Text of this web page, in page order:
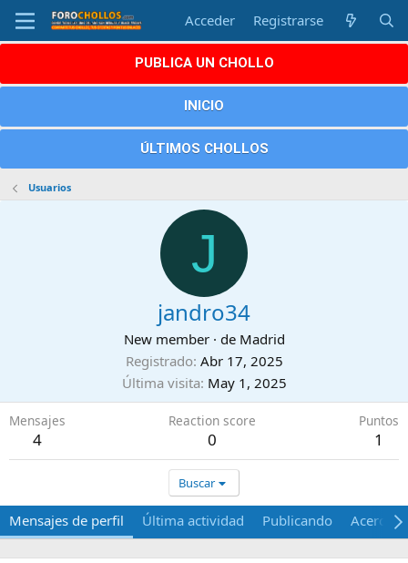
Acceder Registrarse
PUBLICA UN CHOLLO
INICIO
ÚLTIMOS CHOLLOS
Usuarios
J
jandro34
New member · de Madrid
Registrado Abr 17, 2025
Última visita May 1, 2025
Mensajes
4
Reaction score
0
Puntos
1
Buscar
Mensajes de perfil Última actividad Publicando Acerca